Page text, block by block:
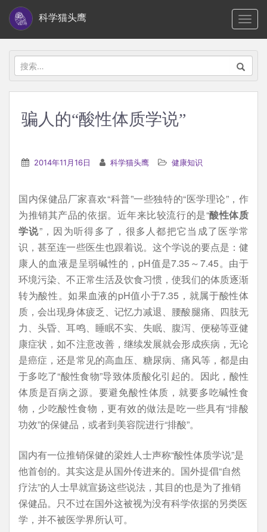
i
科学猫头鹰
搜
索：
骗人的“酸性体质学说”
2014年11月16日 科学猫头鹰 健康知识
国内保健品厂家喜欢“科普”一些独特的“医学理论”，作
为推销其产品的依据。近年来比较流行的是“酸性体质
学说”，因为听得多了，很多人都把它当成了医学常
识，甚至连一些医生也跟着说。这个学说的要点是：健
康人的血液是呈弱碱性的，pH值是7.35～7.45。由于
环境污染、不正常生活及饮食习惯，使我们的体质逐渐
转为酸性。如果血液的pH值小于7.35，就属于酸性体
质，会出现身体疲乏、记忆力减退、腰酸腿痛、四肢无
力、头昏、耳鸣、睡眠不实、失眠、腹泻、便秘等亚健
康症状，如不注意改善，继续发展就会形成疾病，无论
是癌症，还是常见的高血压、糖尿病、痛风等，都是由
于多吃了“酸性食物”导致体质酸化引起的。因此，酸性
体质是百病之源。要避免酸性体质，就要多吃碱性食
物，少吃酸性食物，更有效的做法是吃一些具有“排酸
功效”的保健品，或者到美容院进行“排酸”。
国内有一位推销保健的梁姓人士声称“酸性体质学说”是
他首创的。其实这是从国外传进来的。国外提倡“自然
疗法”的人士早就宣扬这些说法，其目的也是为了推销
保健品。只不过在国外这被视为没有科学依据的另类医
学，并不被医学界所认可。